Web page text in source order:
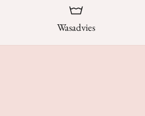
Wasadvies